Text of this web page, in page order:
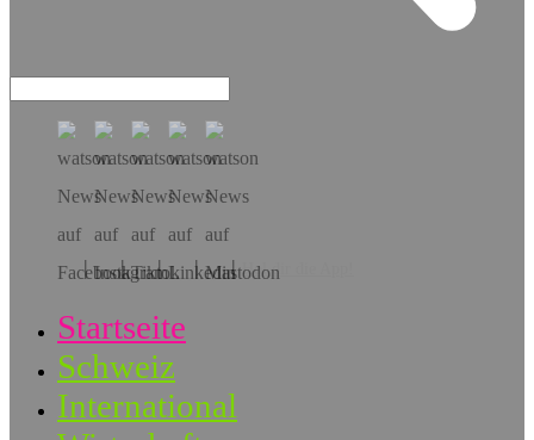
Hol dir die App!
Startseite
Schweiz
International